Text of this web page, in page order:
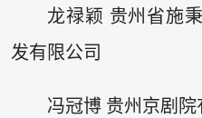
龙禄颖 贵州省施
发有限公司
冯冠博 贵州京剧院